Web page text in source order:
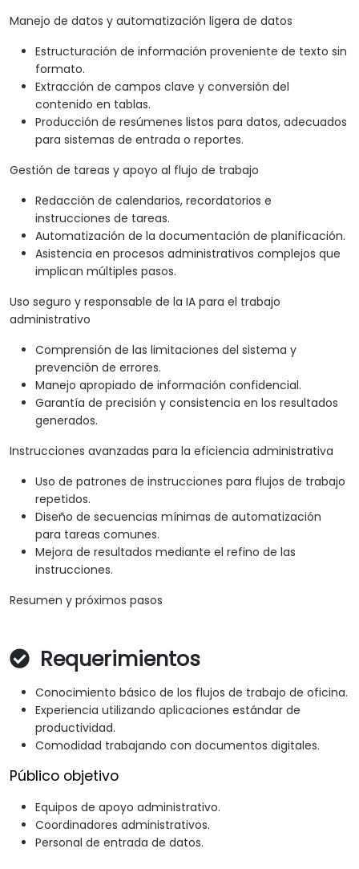
Manejo de datos y automatización ligera de datos
Estructuración de información proveniente de texto sin
formato.
Extracción de campos clave y conversión del
contenido en tablas.
Producción de resúmenes listos para datos, adecuados
para sistemas de entrada o reportes.
Gestión de tareas y apoyo al flujo de trabajo
Redacción de calendarios, recordatorios e
instrucciones de tareas.
Automatización de la documentación de planificación.
Asistencia en procesos administrativos complejos que
implican múltiples pasos.
Uso seguro y responsable de la IA para el trabajo
administrativo
Comprensión de las limitaciones del sistema y
prevención de errores.
Manejo apropiado de información confidencial.
Garantía de precisión y consistencia en los resultados
generados.
Instrucciones avanzadas para la eficiencia administrativa
Uso de patrones de instrucciones para flujos de trabajo
repetidos.
Diseño de secuencias mínimas de automatización
para tareas comunes.
Mejora de resultados mediante el refino de las
instrucciones.
Resumen y próximos pasos
Requerimientos
Conocimiento básico de los flujos de trabajo de oficina.
Experiencia utilizando aplicaciones estándar de
productividad.
Comodidad trabajando con documentos digitales.
Público objetivo
Equipos de apoyo administrativo.
Coordinadores administrativos.
Personal de entrada de datos.